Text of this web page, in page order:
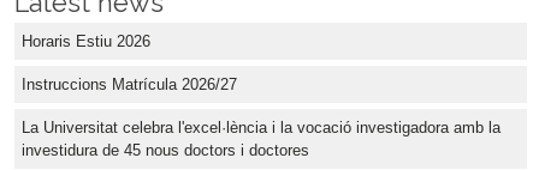
Horaris Estiu 2026
Instruccions Matrícula 2026/27
La Universitat celebra l'excel·lència i la vocació investigadora amb la
investidura de 45 nous doctors i doctores